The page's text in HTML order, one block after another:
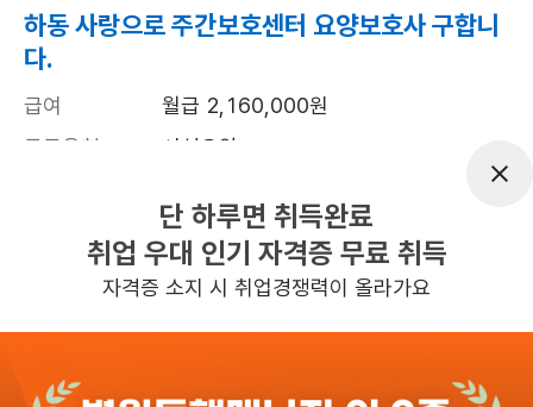
하동 사랑으로 주간보호센터 요양보호사 구합니
다.
급여
월급 2,160,000원
근무유형
시설요양
평일 : 08:30-17:30 (휴게시간 12:30-
13:30), 주 5일 근무, 평균근무시간 : 40
관심 일자리정보 더보기
6시간전등록
단 하루면 취득완료
취업 우대 인기 자격증 무료 취득
자격증 소지 시 취업경쟁력이 올라가요